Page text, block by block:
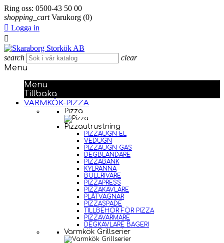
Ring oss: 0500-43 50 00
shopping_cart Varukorg (0)
 Logga in

search clear
Menu
Menu
Tillbaka
VARMKÖK-PIZZA
Pizza
Pizzautrustning
PIZZAUGN EL
VEDUGN
PIZZAUGN GAS
DEGBLANDARE
PIZZABÄNK
KYLRÄNNA
BULLRIVARE
PIZZAPRESS
PIZZAKAVLARE
PLÅTVAGNAR
PIZZASPADE
TILLBEHÖR FÖR PIZZA
PIZZAVÄRMARE
DEGKAVLARE BAGERI
Varmkök Grillserier